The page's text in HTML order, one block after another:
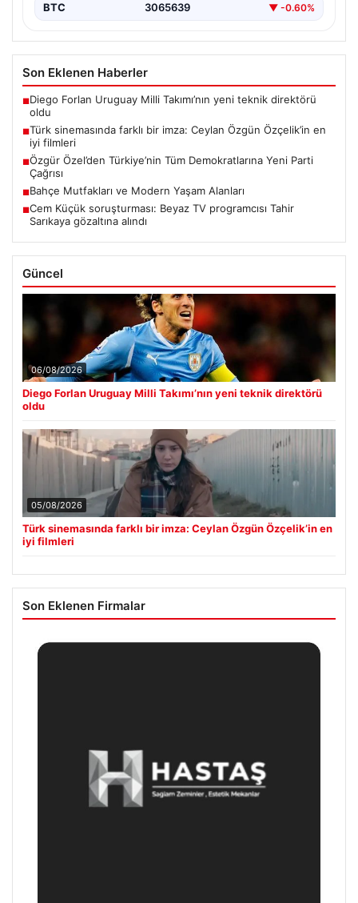
BTC 3065639 ▼ -0.60%
Son Eklenen Haberler
■Diego Forlan Uruguay Milli Takımı’nın yeni teknik direktörü
oldu
■Türk sinemasında farklı bir imza: Ceylan Özgün Özçelik’in en
iyi filmleri
■Özgür Özel’den Türkiye’nin Tüm Demokratlarına Yeni Parti
Çağrısı
■Bahçe Mutfakları ve Modern Yaşam Alanları
■Cem Küçük soruşturması: Beyaz TV programcısı Tahir
Sarıkaya gözaltına alındı
Güncel
06/08/2026
Diego Forlan Uruguay Milli Takımı’nın yeni teknik direktörü
oldu
05/08/2026
Türk sinemasında farklı bir imza: Ceylan Özgün Özçelik’in en
iyi filmleri
Son Eklenen Firmalar